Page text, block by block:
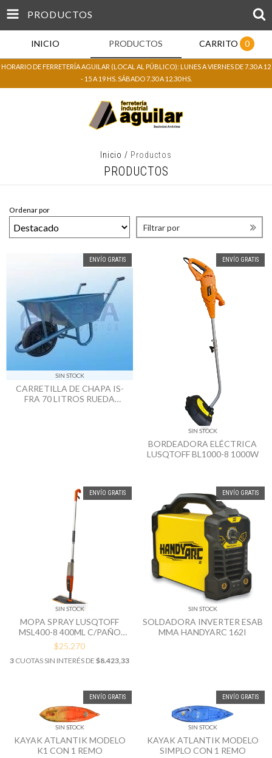
PRODUCTOS
INICIO PRODUCTOS CARRITO 0
HORARIO DE FERRETERÍA AGUILAR (LOCAL AL PÚBLICO): LUNES A VIERNES DE 7.30 A 12
- 15 A 19 HS. SÁBADO 7.30 A 12.30 HS.
Inicio / Productos
PRODUCTOS
Ordenar por
Filtrar por
ENVÍO GRATIS
SIN STOCK
CARRETILLA DE CHAPA IS-
FRA 70 LITROS RUEDA
ENVÍO GRATIS
SIN STOCK
BORDEADORA ELÉCTRICA
LUSQTOFF BL1000-8 1000W
ENVÍO GRATIS
SIN STOCK
MOPA SPRAY LUSQTOFF
MSL400-8 400ML C/PAÑO
MICRO FIBRA
$25.270
3 CUOTAS SIN INTERÉS DE $8.423,33
ENVÍO GRATIS
SIN STOCK
SOLDADORA INVERTER ESAB
MMA HANDYARC 162I
ENVÍO GRATIS
SIN STOCK
KAYAK ATLANTIK MODELO
K1 CON 1 REMO
ENVÍO GRATIS
SIN STOCK
KAYAK ATLANTIK MODELO
SIMPLO CON 1 REMO